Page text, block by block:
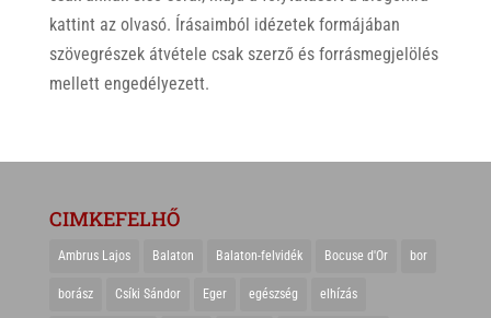
kattint az olvasó. Írásaimból idézetek formájában
szövegrészek átvétele csak szerző és forrásmegjelölés
mellett engedélyezett.
CIMKEFELHŐ
Ambrus Lajos Balaton Balaton-felvidék Bocuse d'Or bor
borász Csíki Sándor Eger egészség elhízás